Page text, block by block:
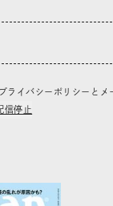
ライバシーポリシーと
信停止